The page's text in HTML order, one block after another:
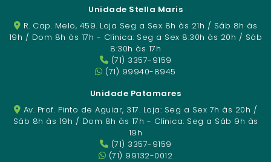
Unidade Stella Maris
R. Cap. Melo, 459. Loja Seg a Sex 8h às 21h / Sáb 8h às
19h / Dom 8h às 17h - Clínica: Seg a Sex 8:30h às 20h / Sáb
8:30h às 17h
(71) 3357-9159
(71) 99940-8945
Unidade Patamares
Av. Prof. Pinto de Aguiar, 317. Loja: Seg a Sex 7h às 20h /
Sáb 8h às 19h / Dom 8h às 17h - Clínica: Seg a Sáb 9h às
19h
(71) 3357-9159
(71) 99132-0012